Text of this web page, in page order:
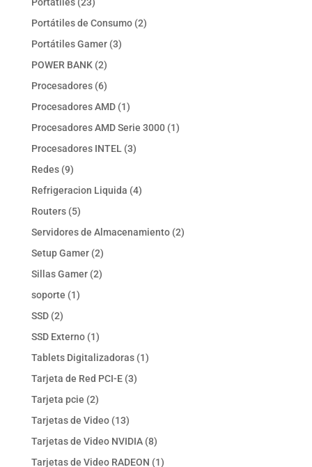
productos
Portátiles de Consumo 22
Portátiles Gamer 33
POWER BANK 22
productos
Procesadores 66
productos
Procesadores AMD 11
producto
Procesadores AMD Serie 3000 11
Procesadores INTEL 33
Redes 99
productos
Refrigeracion Liquida 44
Routers 55
productos
Servidores de Almacenamiento 22
Setup Gamer 22
productos
Sillas Gamer 22
soporte 11
SSD 22
productos
SSD Externo 11
producto
Tablets Digitalizadoras 11
Tarjeta de Red PCI-E 33
Tarjeta pcie 22
productos
Tarjetas de Video 1313
productos
Tarjetas de Video NVIDIA 88
productos
Tarjetas de Video RADEON 11